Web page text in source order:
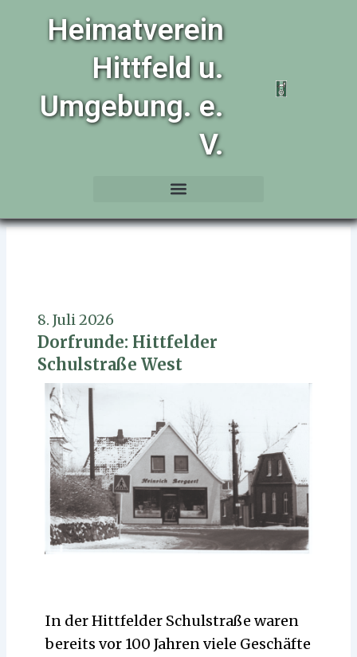
Heimatverein
Hittfeld u.
Umgebung. e.
V.
8. Juli 2026
Dorfrunde: Hittfelder
Schulstraße West
In der Hittfelder Schulstraße waren
bereits vor 100 Jahren viele Geschäfte